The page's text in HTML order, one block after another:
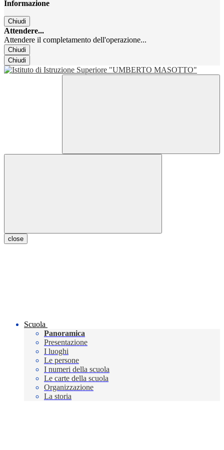
Informazione
Chiudi
Attendere...
Attendere il completamento dell'operazione...
Chiudi
Chiudi
close
Scuola
Panoramica
Presentazione
I luoghi
Le persone
I numeri della scuola
Le carte della scuola
Organizzazione
La storia